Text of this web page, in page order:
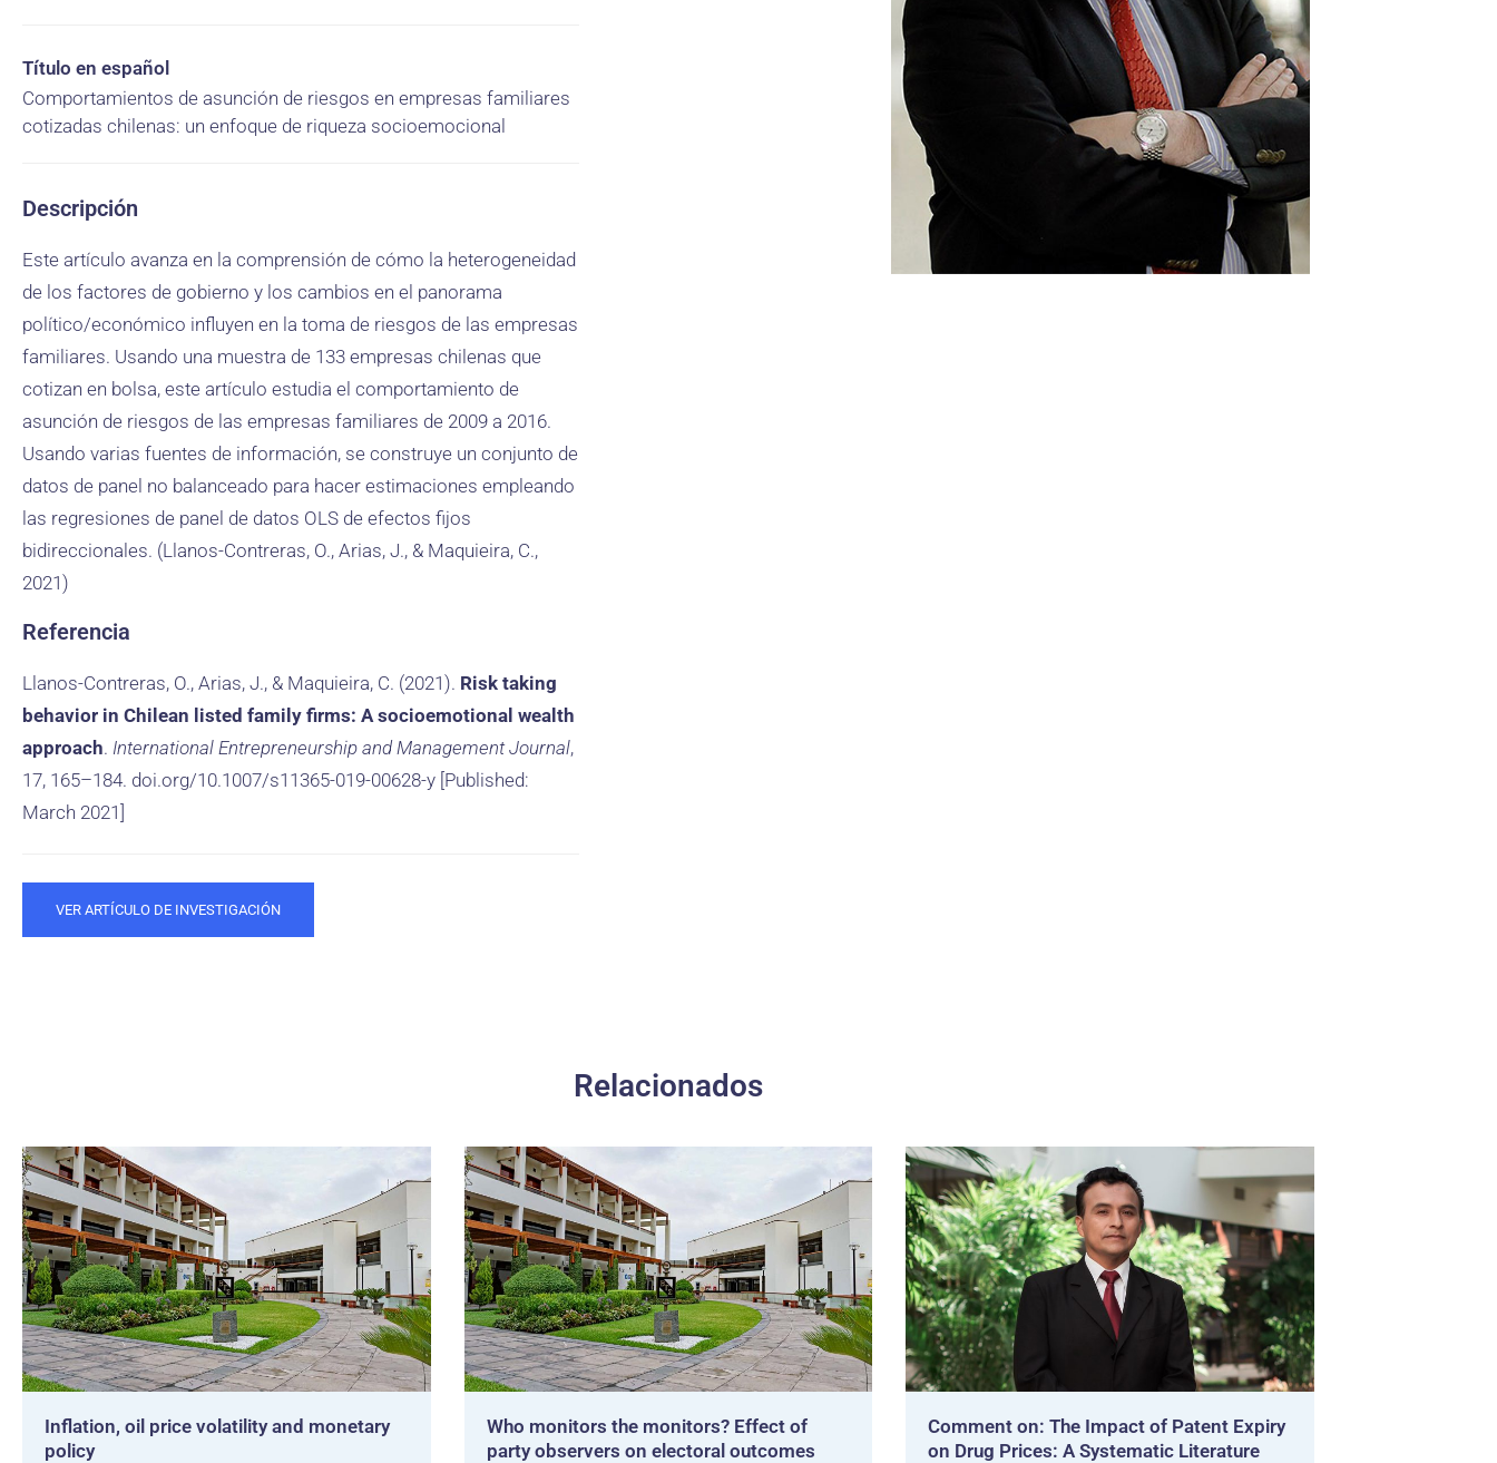
Título en español
Comportamientos de asunción de riesgos en empresas familiares
cotizadas chilenas: un enfoque de riqueza socioemocional
Descripción
Este artículo avanza en la comprensión de cómo la heterogeneidad
de los factores de gobierno y los cambios en el panorama
político/económico influyen en la toma de riesgos de las empresas
familiares. Usando una muestra de 133 empresas chilenas que
cotizan en bolsa, este artículo estudia el comportamiento de
asunción de riesgos de las empresas familiares de 2009 a 2016.
Usando varias fuentes de información, se construye un conjunto de
datos de panel no balanceado para hacer estimaciones empleando
las regresiones de panel de datos OLS de efectos fijos
bidireccionales. (Llanos-Contreras, O., Arias, J., & Maquieira, C.,
2021)
Referencia
Llanos-Contreras, O., Arias, J., & Maquieira, C. (2021). Risk taking
behavior in Chilean listed family firms: A socioemotional wealth
approach. International Entrepreneurship and Management Journal,
17, 165–184. doi.org/10.1007/s11365-019-00628-y [Published:
March 2021]
VER ARTÍCULO DE INVESTIGACIÓN
Relacionados
Inflation, oil price volatility and monetary
policy
Who monitors the monitors? Effect of
party observers on electoral outcomes
Comment on: The Impact of Patent Expiry
on Drug Prices: A Systematic Literature